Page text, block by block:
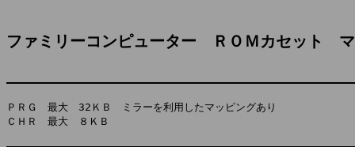
ファミリーコンピューター　ＲＯＭカセット　
ＰＲＧ　最大　32ＫＢ　ミラーを利用したマッピングあり
ＣＨＲ　最大　８ＫＢ